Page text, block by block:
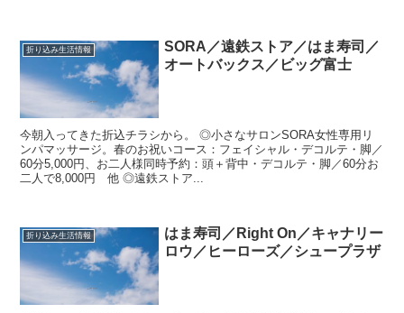
折り込み生活情報
SORA／遠鉄ストア／はま寿司／
オートバックス／ビッグ富士
今朝入ってきた折込チラシから。 ◎小さなサロンSORA女性専用リ
ンパマッサージ。春のお祝いコース：フェイシャル・デコルテ・脚／
60分5,000円、お二人様同時予約：頭＋背中・デコルテ・脚／60分お
二人で8,000円 他 ◎遠鉄ストア...
折り込み生活情報
はま寿司／Right On／キャナリー
ロウ／ヒーローズ／シュープラザ